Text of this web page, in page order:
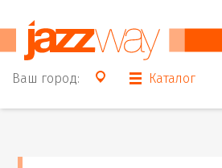
Ваш город: Каталог